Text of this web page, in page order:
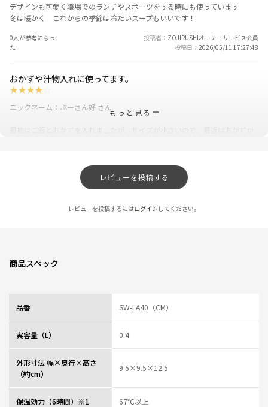
デザインも可愛く職場でのランチやスポーツをする時にも使っています
冬は暖かく これからの季節は冷たいスープもいいです！
0人が参考になっ
た
投稿者
ZOJIRUSHIオーナーサービス会員
投稿日
2026/05/11 17:27:48
おかずや汁物入れに使ってます。
★★★★
ニックネーム：ぶーさん好 さん
投稿日
何度か使いましたが、内蓋の構造が複雑で、とても洗いにくいうえに使いに
スープジャー自体がこんなものなのかと思い、話題になってたりしましたが
半ば使用を諦めていました
ですが今回少しお得になっていたので購入したところ、とても使いやすく、
て、きちんと洗えていると思うと清潔感もあり、次すぐに使うのにも全然気
になりませんでした
こんなに使いやすくできるなんて、ととても感動しています
また買い足して、家族のお弁当として使おうかと考えています
もっと見る
レビューを投稿する
レビューを投稿するにはログイン してください。
商品スペック
品番 SW-LA40（CM）
実容量（L） 0.4
外形寸法 幅×奥行×高さ
（約cm）
9.5×9.5×12.5
保温効力（6時間）※1 67℃以上